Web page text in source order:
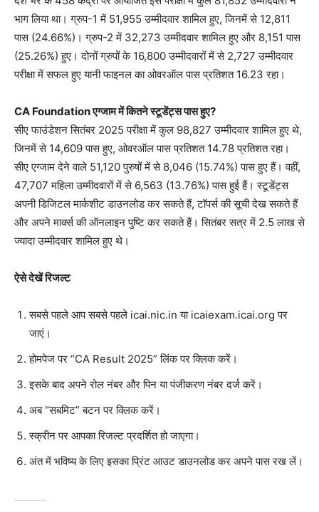
भाग लिया था। ग्रुप-1 में 51,955 उम्मीदवार शामिल हुए, जिनमें से 12,811
पास (24.66%)। ग्रुप-2 में 32,273 उम्मीदवार शामिल हुए और 8,151 पास
(25.26%) हुए। दोनों ग्रुपों के 16,800 उम्मीदवारों में से 2,727 उम्मीदवार
परीक्षा में सफल हुए यानी फाइनल का ओवरऑल पास प्रतिशत 16.23 रहा।
CA Foundation एग्जाम में कितने स्टूडेंट्स पास हुए?
सीए फाउंडेशन सितंबर 2025 परीक्षा में कुल 98,827 उम्मीदवार शामिल हुए थे,
जिनमें से 14,609 पास हुए, ओवरऑल पास प्रतिशत 14.78 प्रतिशत रहा।
सीए एग्जाम देने वाले 51,120 पुरुषों में से 8,046 (15.74%) पास हुए हैं। वहीं,
47,707 महिला उम्मीदवारों में से 6,563 (13.76%) पास हुई हैं। स्टूडेंट्स
अपनी डिजिटल मार्कशीट डाउनलोड कर सकते हैं, टॉपर्स की सूची देख सकते हैं
और अपने मार्क्स की ऑनलाइन पुष्टि कर सकते हैं। सितंबर सत्र में 2.5 लाख से
ज्यादा उम्मीदवार शामिल हुए थे।
ऐसे देखें रिजल्ट
सबसे पहले आप सबसे पहले icai.nic.in या icaiexam.icai.org पर
जाएं।
होमपेज पर “CA Result 2025” लिंक पर क्लिक करें।
इसके बाद अपने रोल नंबर और पिन या पंजीकरण नंबर दर्ज करें।
अब “सबमिट” बटन पर क्लिक करें।
स्क्रीन पर आपका रिजल्ट प्रदर्शित हो जाएगा।
अंत में भविष्य के लिए इसका प्रिंट आउट डाउनलोड कर अपने पास रख लें।